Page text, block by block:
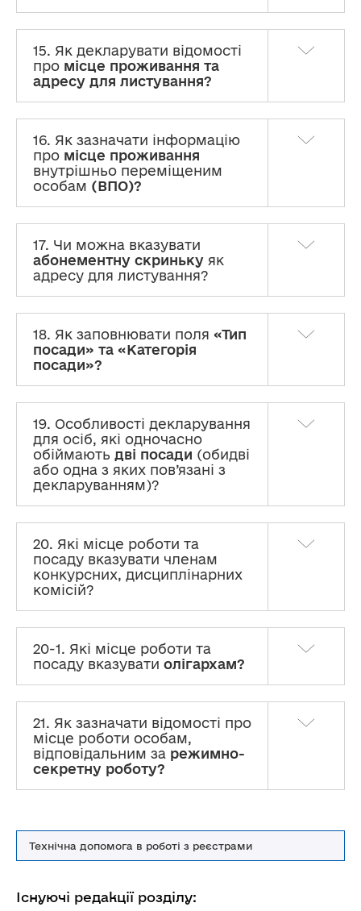
Технічна допомога в роботі з реєстрами
Існуючі редакції розділу:
15. Як декларувати відомості
про місце проживання та
адресу для листування?
16. Як зазначати інформацію
про місце проживання
внутрішньо переміщеним
особам (ВПО)?
17. Чи можна вказувати
абонементну скриньку як
адресу для листування?
18. Як заповнювати поля «Тип
посади» та «Категорія
посади»?
19. Особливості декларування
для осіб, які одночасно
обіймають дві посади (обидві
або одна з яких пов’язані з
декларуванням)?
20. Які місце роботи та
посаду вказувати членам
конкурсних, дисциплінарних
комісій?
20-1. Які місце роботи та
посаду вказувати олігархам?
21. Як зазначати відомості про
місце роботи особам,
відповідальним за режимно-
секретну роботу?